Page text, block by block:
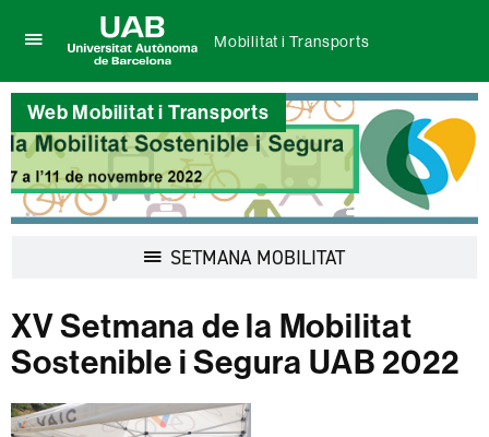
per
desplegar
el
menú
Mobilitat
i
Transports
Universitat
Autònoma
de
Barcelona
Mobilitat i Transports
Web Mobilitat i Transports
SETMANA MOBILITATDesplegar
XV Setmana de la Mobilitat
Sostenible i Segura UAB 2022